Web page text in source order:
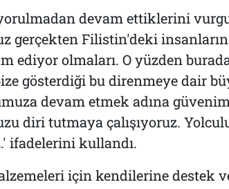
devam ettiklerini
gerçekten Filistin'deki
ediyor olmaları. O yüzden
gösterdiği bu direnmeye dair
devam etmek adına
diri tutmaya çalışıyoruz.
ifadelerini kullandı.
için kendilerine destek